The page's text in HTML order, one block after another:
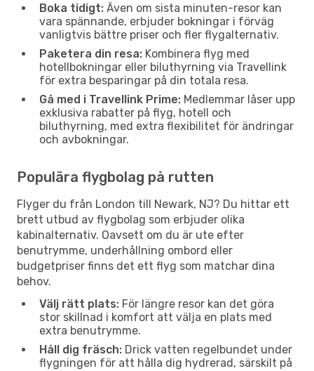
Boka tidigt: Även om sista minuten-resor kan
vara spännande, erbjuder bokningar i förväg
vanligtvis bättre priser och fler flygalternativ.
Paketera din resa: Kombinera flyg med
hotellbokningar eller biluthyrning via Travellink
för extra besparingar på din totala resa.
Gå med i Travellink Prime: Medlemmar låser upp
exklusiva rabatter på flyg, hotell och
biluthyrning, med extra flexibilitet för ändringar
och avbokningar.
Populära flygbolag på rutten
Flyger du från London till Newark, NJ? Du hittar ett
brett utbud av flygbolag som erbjuder olika
kabinalternativ. Oavsett om du är ute efter
benutrymme, underhållning ombord eller
budgetpriser finns det ett flyg som matchar dina
behov.
Välj rätt plats: För längre resor kan det göra
stor skillnad i komfort att välja en plats med
extra benutrymme.
Håll dig fräsch: Drick vatten regelbundet under
flygningen för att hålla dig hydrerad, särskilt på